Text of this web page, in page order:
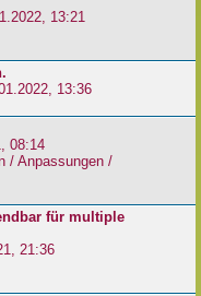
13:21
13:36
08:14
/ Anpassungen /
für multiple
21:36